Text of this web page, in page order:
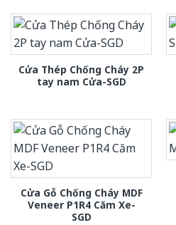
Cửa Thép Chống Cháy 2P
tay nam Cửa-SGD
Cửa Gỗ Chống Cháy MDF
Veneer P1R4 Căm Xe-
SGD